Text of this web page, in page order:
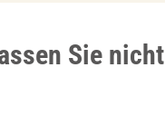
Sie nicht